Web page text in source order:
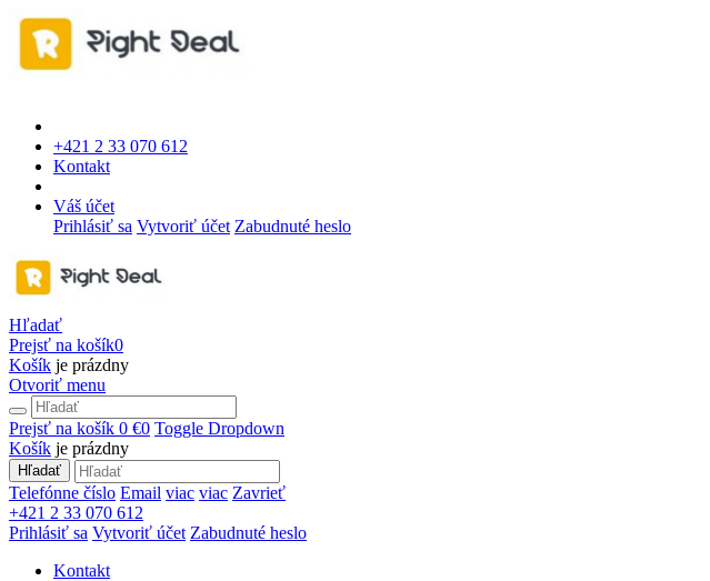
+421 2 33 070 612
Kontakt
Váš účet
Prihlásiť sa Vytvoriť účet Zabudnuté heslo
Hľadať
Prejsť na košík0
Košík je prázdny
Otvoriť menu
Prejsť na košík 0 €0 Toggle Dropdown
Košík je prázdny
Hľadať
Telefónne číslo Email viac viac Zavrieť
+421 2 33 070 612
Prihlásiť sa Vytvoriť účet Zabudnuté heslo
Kontakt